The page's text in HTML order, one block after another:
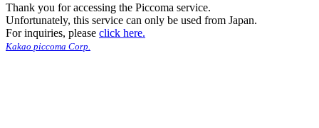
Thank you for accessing the Piccoma service.
Unfortunately, this service can only be used from Japan.
For inquiries, please click here.
Kakao piccoma Corp.